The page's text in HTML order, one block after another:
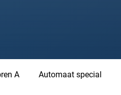
A Automaat special